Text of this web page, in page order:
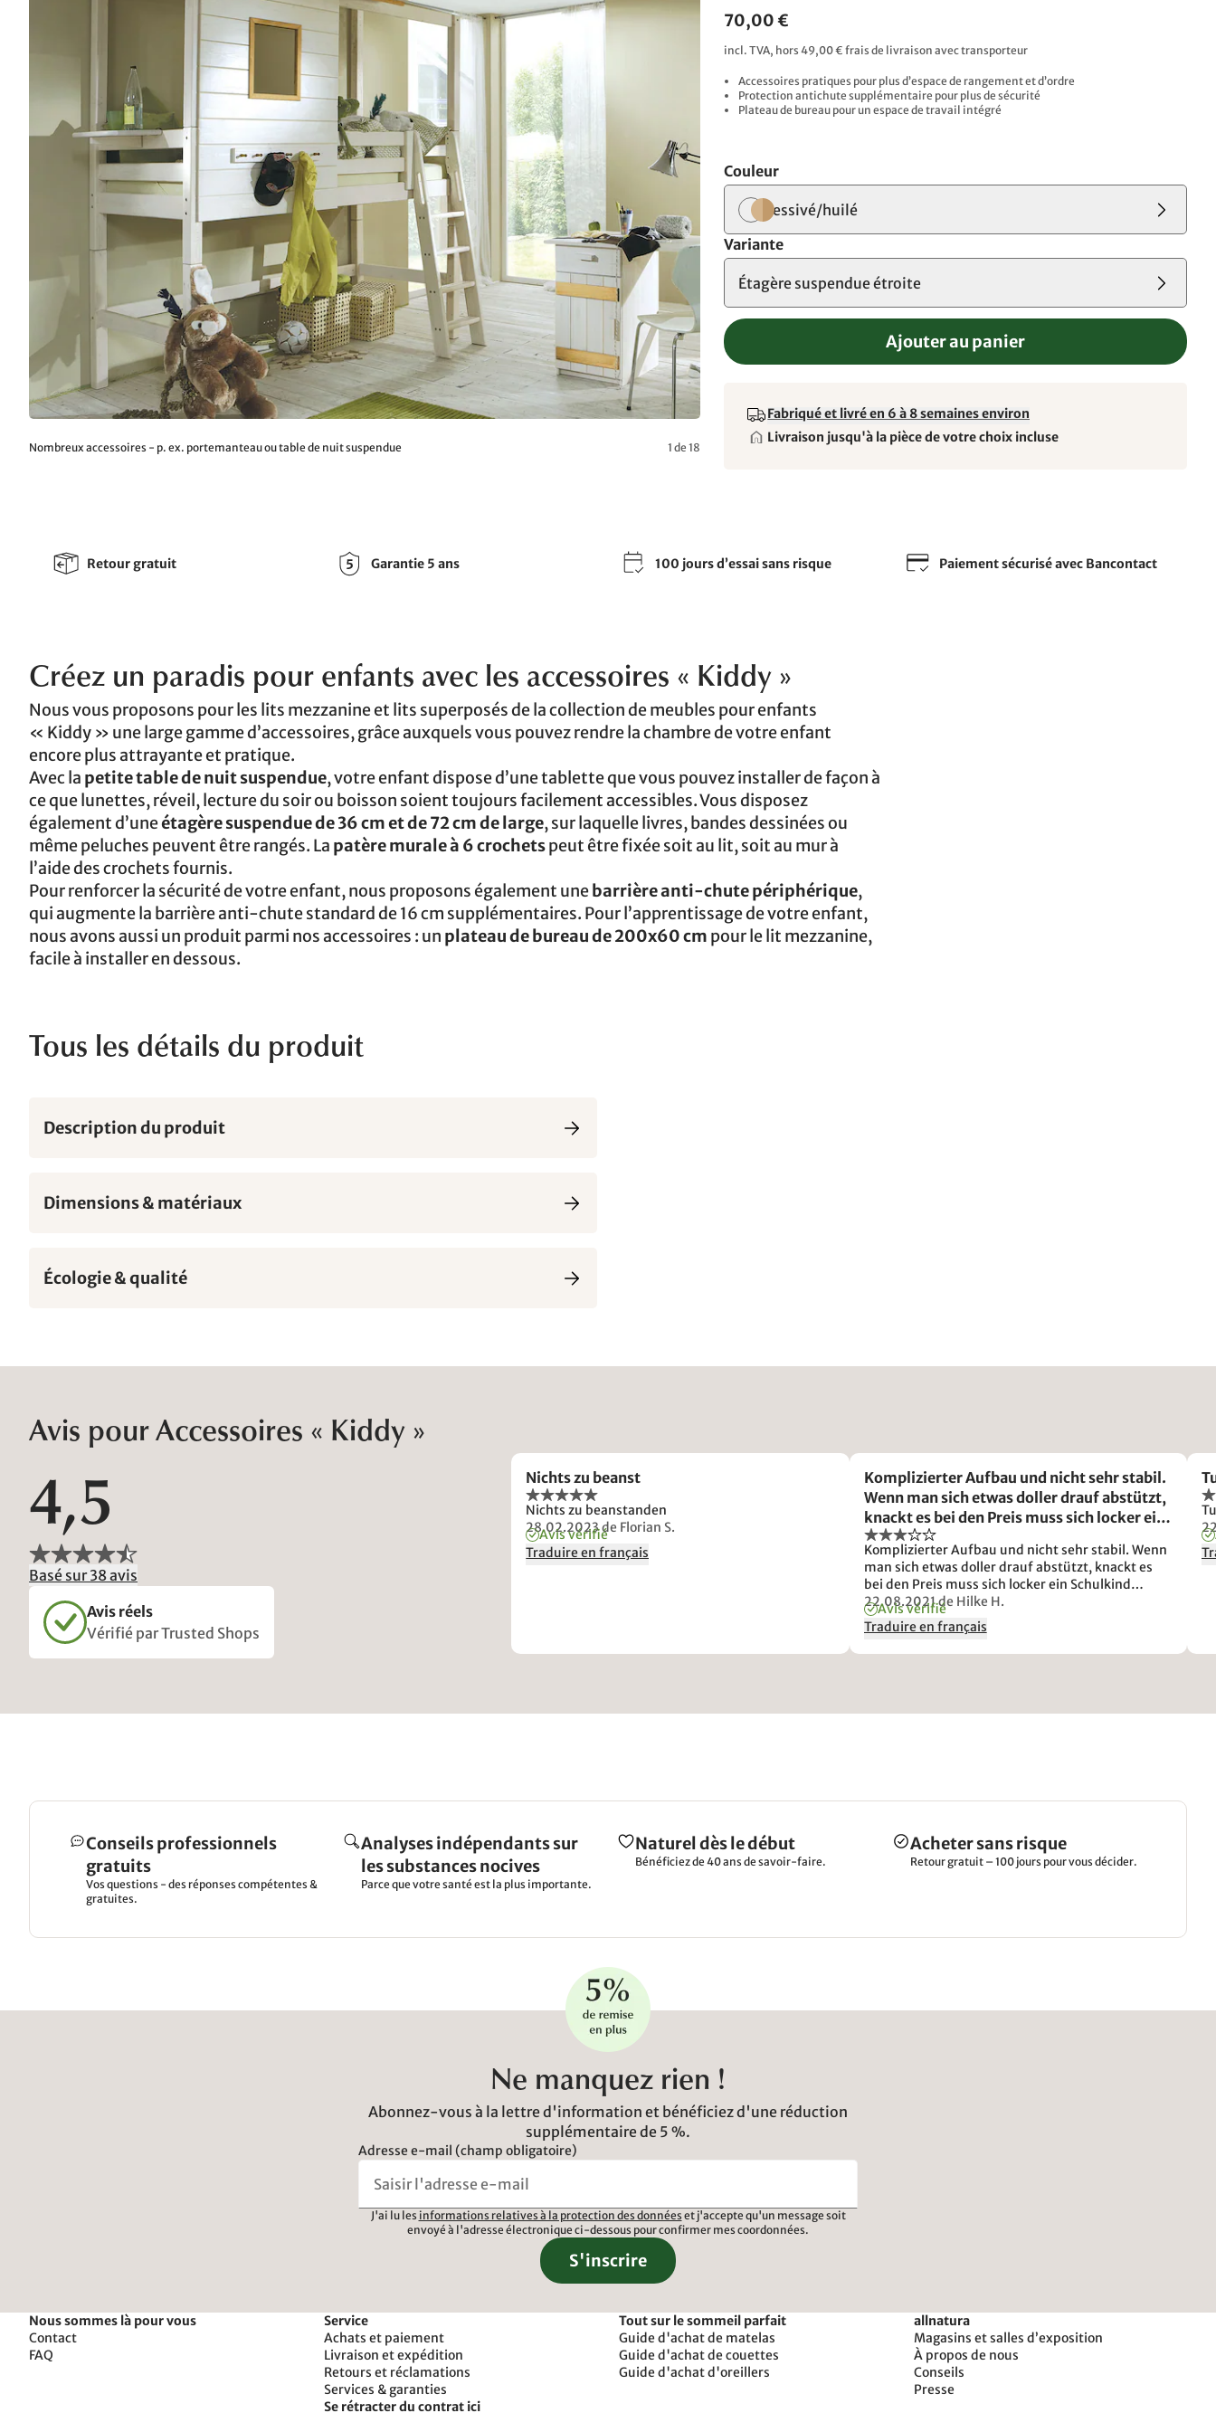
Nombreux accessoires - p. ex. portemanteau ou table de nuit suspendue 1 de 18
70,00 €
incl. TVA, hors 49,00 € frais de livraison avec transporteur
Accessoires pratiques pour plus d’espace de rangement et d’ordre
Protection antichute supplémentaire pour plus de sécurité
Plateau de bureau pour un espace de travail intégré
Couleur
lessivé/huilé
Variante
Étagère suspendue étroite
Ajouter au panier
Fabriqué et livré en 6 à 8 semaines environ
Livraison jusqu'à la pièce de votre choix incluse
Retour gratuit Garantie 5 ans 100 jours d’essai sans risque Paiement sécurisé avec Bancontact
Créez un paradis pour enfants avec les accessoires « Kiddy »
Nous vous proposons pour les lits mezzanine et lits superposés de la collection de meubles pour enfants
« Kiddy » une large gamme d’accessoires, grâce auxquels vous pouvez rendre la chambre de votre enfant
encore plus attrayante et pratique.
Avec la petite table de nuit suspendue, votre enfant dispose d’une tablette que vous pouvez installer de façon à
ce que lunettes, réveil, lecture du soir ou boisson soient toujours facilement accessibles. Vous disposez
également d’uneétagère suspendue de 36 cm et de 72 cm de large, sur laquelle livres, bandes dessinées ou
même peluches peuvent être rangés. La patère murale à 6 crochetspeut être fixée soit au lit, soit au mur à
l’aide des crochets fournis.
Pour renforcer la sécurité de votre enfant, nous proposons également unebarrière anti-chute périphérique,
qui augmente la barrière anti-chute standard de 16 cm supplémentaires. Pour l’apprentissage de votre enfant,
nous avons aussi un produit parmi nos accessoires : un plateau de bureau de 200x60 cm pour le lit mezzanine,
facile à installer en dessous.
Tous les détails du produit
Description du produit
Dimensions & matériaux
Écologie & qualité
Avis pour Accessoires « Kiddy »
4,5
Basé sur 38 avis
Avis réels
Vérifié par Trusted Shops
Nichts zu beanst
Nichts zu beanstanden
28.02.2023de Florian S.
Avis vérifié
Traduire en français
Komplizierter Aufbau und nicht sehr stabil.
Wenn man sich etwas doller drauf abstützt,
knackt es bei den Preis muss sich locker ein
Schulkind draufsetzen können, finde ich.
Komplizierter Aufbau und nicht sehr stabil. Wenn
man sich etwas doller drauf abstützt, knackt es
bei den Preis muss sich locker ein Schulkind
draufsetzen können, finde ich. Aber warum diese
Art der Konstruktion und des Aufbaus gewählt
wurde, verstehe ich nicht, man muss es
kompliziert beim auf die Seite gelegten
22.08.2021de Hilke H.
Avis vérifié
Traduire en français
Conseils professionnels
gratuits
Vos questions - des réponses compétentes &
gratuites.
Analyses indépendants sur
les substances nocives
Parce que votre santé est la plus importante.
Naturel dès le début
Bénéficiez de 40 ans de savoir-faire.
Acheter sans risque
Retour gratuit – 100 jours pour vous décider.
Ne manquez rien !
Abonnez-vous à la lettre d'information et bénéficiez d'une réduction
supplémentaire de 5 %.
Adresse e-mail (champ obligatoire)
J'ai lu les informations relatives à la protection des données et j'accepte qu'un message soit
envoyé à l'adresse électronique ci-dessous pour confirmer mes coordonnées.
S'inscrire
Nous sommes là pour vous
Contact
FAQ
Service
Achats et paiement
Livraison et expédition
Retours et réclamations
Services & garanties
Se rétracter du contrat ici
Tout sur le sommeil parfait
Guide d'achat de matelas
Guide d'achat de couettes
Guide d'achat d'oreillers
allnatura
Magasins et salles d’exposition
À propos de nous
Conseils
Presse